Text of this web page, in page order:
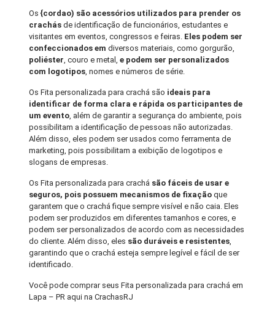
Os {cordao) são acessórios utilizados para prender os
crachás de identificação de funcionários, estudantes e
visitantes em eventos, congressos e feiras. Eles podem ser
confeccionados emdiversos materiais, como gorgurão,
poliéster, couro e metal,e podem ser personalizados
com logotipos, nomes e números de série.
Os Fita personalizada para crachá são ideais para
identificar de forma clara e rápida os participantes de
um evento, além de garantir a segurança do ambiente, pois
possibilitam a identificação de pessoas não autorizadas.
Além disso, eles podem ser usados como ferramenta de
marketing, pois possibilitam a exibição de logotipos e
slogans de empresas.
Os Fita personalizada para crachá são fáceis de usar e
seguros, pois possuem mecanismos de fixação que
garantem que o crachá fique sempre visível e não caia. Eles
podem ser produzidos em diferentes tamanhos e cores, e
podem ser personalizados de acordo com as necessidades
do cliente. Além disso, eles são duráveis e resistentes,
garantindo que o crachá esteja sempre legível e fácil de ser
identificado.
Você pode comprar seus Fita personalizada para crachá em
Lapa – PR aqui na CrachasRJ